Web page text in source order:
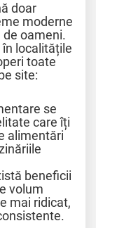
doar
moderne
oameni.
în localitățile
toate
site:
se
care îți
alimentări
beneficii
volum
mai ridicat,